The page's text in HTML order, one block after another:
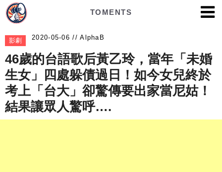
TOMENTS
影劇 AlphaB
46歲的台語歌后黃乙玲，當年「未婚
生女」四處躲債過日！如今女兒終於
考上「台大」卻驚傳要出家當尼姑！
結果讓眾人驚呼….